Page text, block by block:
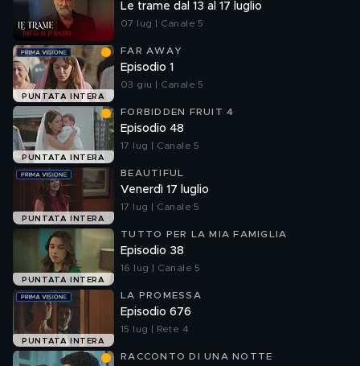
Le trame dal 13 al 17 luglio
07 lug | Canale 5
PUNTATA INTERA
FAR AWAY
Episodio 1
03 giu | Canale 5
PUNTATA INTERA
FORBIDDEN FRUIT 4
Episodio 48
17 lug | Canale 5
PUNTATA INTERA
BEAUTIFUL
Venerdì 17 luglio
17 lug | Canale 5
PUNTATA INTERA
TUTTO PER LA MIA FAMIGLIA
Episodio 38
16 lug | Canale 5
PUNTATA INTERA
LA PROMESSA
Episodio 676
15 lug | Rete 4
RACCONTO DI UNA NOTTE